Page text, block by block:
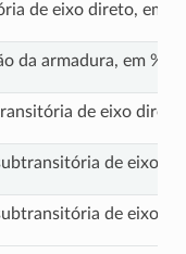
de eixo direto, em
da armadura, em %.
de eixo
de eixo
de eixo